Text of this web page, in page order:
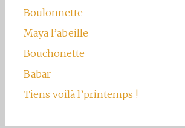
Boulonnette
Maya l’abeille
Bouchonette
Babar
Tiens voilà l’printemps !